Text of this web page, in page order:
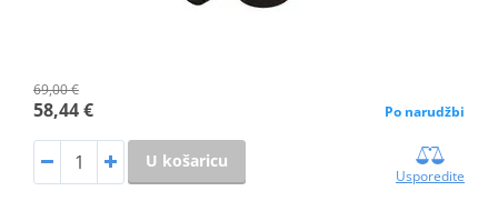
69,00 €
58,44 € Po narudžbi
U košaricu
Usporedite